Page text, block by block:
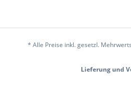
* Alle Preise inkl. gesetzl.
Lieferung und